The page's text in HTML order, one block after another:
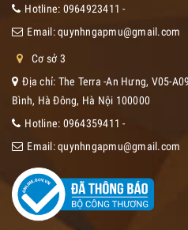
Hotline: 0964923411 -
Email:quynhngapmu@gmail.com
Cơ sở 3
Địa chỉ: The Terra -An Hưng, V05-
Bình, Hà Đông, Hà Nội 100000
Hotline: 0964359411 -
Email:quynhngapmu@gmail.com